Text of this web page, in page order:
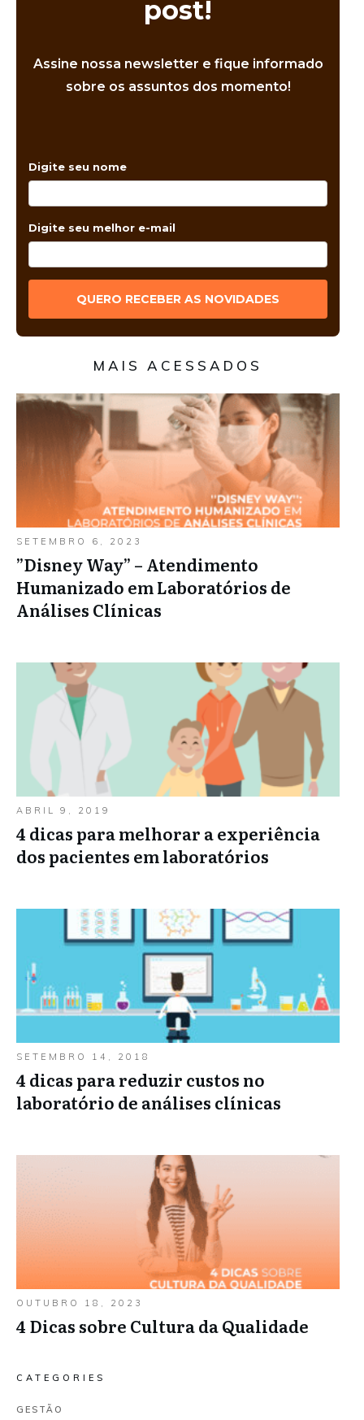
post!
Assine nossa newsletter e fique informado
sobre os assuntos dos momento!
Digite seu nome
Digite seu melhor e-mail
QUERO RECEBER AS NOVIDADES
MAIS ACESSADOS
SETEMBRO 6, 2023
”Disney Way” – Atendimento
Humanizado em Laboratórios de
Análises Clínicas
ABRIL 9, 2019
4 dicas para melhorar a experiência
dos pacientes em laboratórios
SETEMBRO 14, 2018
4 dicas para reduzir custos no
laboratório de análises clínicas
OUTUBRO 18, 2023
4 Dicas sobre Cultura da Qualidade
CATEGORIES
GESTÃO